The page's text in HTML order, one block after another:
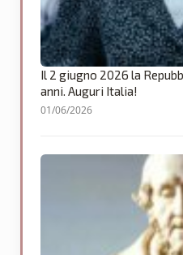
Il 2 giugno 2026 la
anni. Auguri Italia!
01/06/2026